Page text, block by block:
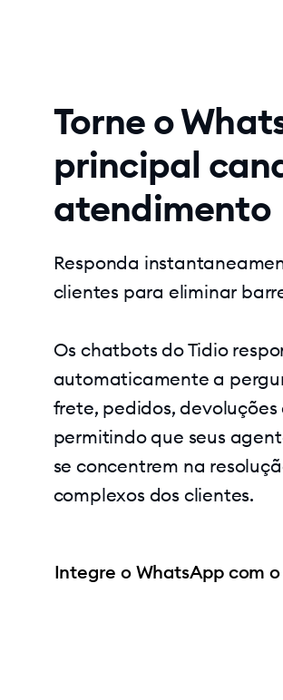
Torne o
principal
atendimento
Responda
clientes para eliminar
Os chatbots do Tidio
automaticamente a
frete, pedidos, devoluções
permitindo que seus
se concentrem na
complexos dos clientes.
Integre o WhatsApp com o